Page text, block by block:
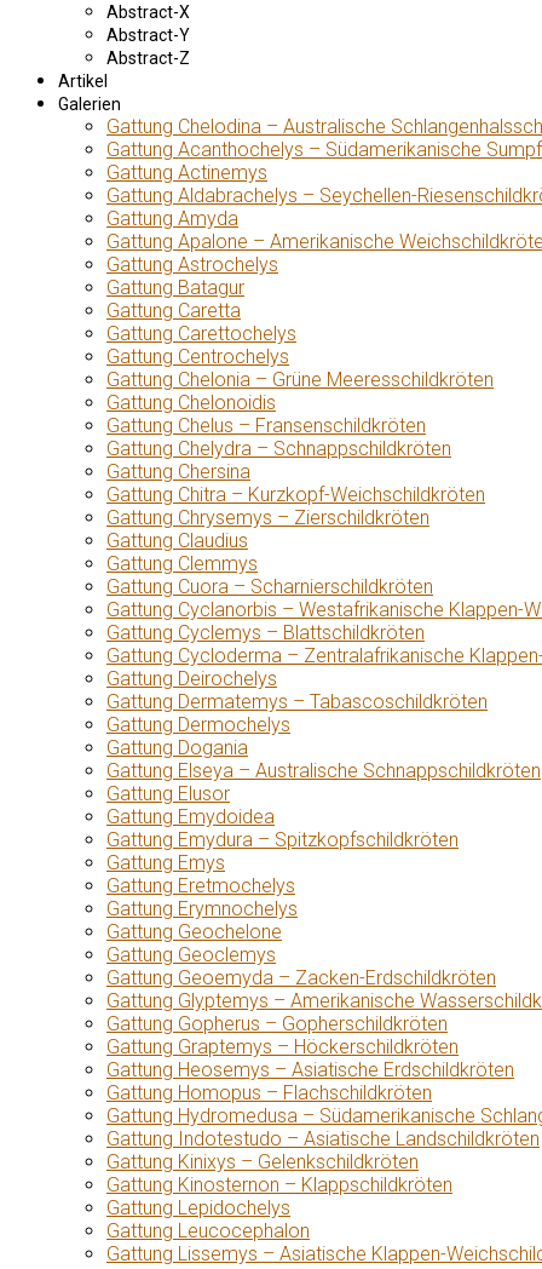
Abstract-X
Abstract-Y
Abstract-Z
Artikel
Galerien
Gattung Chelodina – Australische
Gattung Acanthochelys – Südamerikanische
Gattung Actinemys
Gattung Aldabrachelys – Seychellen-
Gattung Amyda
Gattung Apalone – Amerikanische
Gattung Astrochelys
Gattung Batagur
Gattung Caretta
Gattung Carettochelys
Gattung Centrochelys
Gattung Chelonia – Grüne Meeresschildkröten
Gattung Chelonoidis
Gattung Chelus – Fransenschildkröten
Gattung Chelydra – Schnappschildkröten
Gattung Chersina
Gattung Chitra – Kurzkopf-Weichschildkröten
Gattung Chrysemys – Zierschildkröten
Gattung Claudius
Gattung Clemmys
Gattung Cuora – Scharnierschildkröten
Gattung Cyclanorbis – Westafrikanische Klappen-
Gattung Cyclemys – Blattschildkröten
Gattung Cycloderma – Zentralafrikanische
Gattung Deirochelys
Gattung Dermatemys – Tabascoschildkröten
Gattung Dermochelys
Gattung Dogania
Gattung Elseya – Australische Schnappschildkröten
Gattung Elusor
Gattung Emydoidea
Gattung Emydura – Spitzkopfschildkröten
Gattung Emys
Gattung Eretmochelys
Gattung Erymnochelys
Gattung Geochelone
Gattung Geoclemys
Gattung Geoemyda – Zacken-Erdschildkröten
Gattung Glyptemys – Amerikanische
Gattung Gopherus – Gopherschildkröten
Gattung Graptemys – Höckerschildkröten
Gattung Heosemys – Asiatische Erdschildkröten
Gattung Homopus – Flachschildkröten
Gattung Hydromedusa – Südamerikanische
Gattung Indotestudo – Asiatische Landschildkröten
Gattung Kinixys – Gelenkschildkröten
Gattung Kinosternon – Klappschildkröten
Gattung Lepidochelys
Gattung Leucocephalon
Gattung Lissemys – Asiatische Klappen-